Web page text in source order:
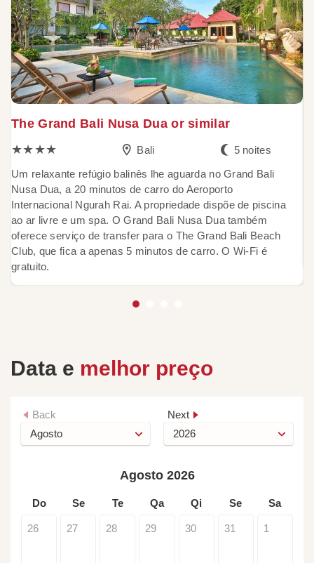
The Grand Bali Nusa Dua or similar
★★★★
Bali 5 noites
Um relaxante refúgio balinês lhe aguarda no Grand Bali
Nusa Dua, a 20 minutos de carro do Aeroporto
Internacional Ngurah Rai. A propriedade dispõe de piscina
ao ar livre e um spa. O Grand Bali Nusa Dua também
oferece serviço de transfer para o The Grand Bali Beach
Club, que fica a apenas 5 minutos de carro. O Wi-Fi é
gratuito.
Data e melhor preço
Back Next
Agosto 2026
Do Se Te Qa Qi Se Sa
26 27 28 29 30 31 1